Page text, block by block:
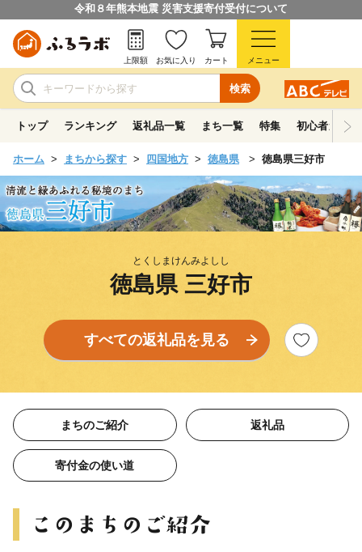
令和８年熊本地震 災害支援寄付受付について
検索
上限額 お気に入り カート メニュー
トップ ランキング 返礼品一覧 まち一覧 特集 初心者ガイド
ホーム まちから探す 四国地方 徳島県 徳島県三好市
とくしまけんみよしし
徳島県 三好市
すべての返礼品を見る
まちのご紹介 返礼品
寄付金の使い道